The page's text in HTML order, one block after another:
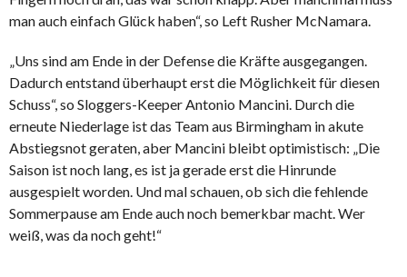
man auch einfach Glück haben“, so Left Rusher McNamara.
„Uns sind am Ende in der Defense die Kräfte ausgegangen.
Dadurch entstand überhaupt erst die Möglichkeit für diesen
Schuss“, so Sloggers-Keeper Antonio Mancini. Durch die
erneute Niederlage ist das Team aus Birmingham in akute
Abstiegsnot geraten, aber Mancini bleibt optimistisch: „Die
Saison ist noch lang, es ist ja gerade erst die Hinrunde
ausgespielt worden. Und mal schauen, ob sich die fehlende
Sommerpause am Ende auch noch bemerkbar macht. Wer
weiß, was da noch geht!“